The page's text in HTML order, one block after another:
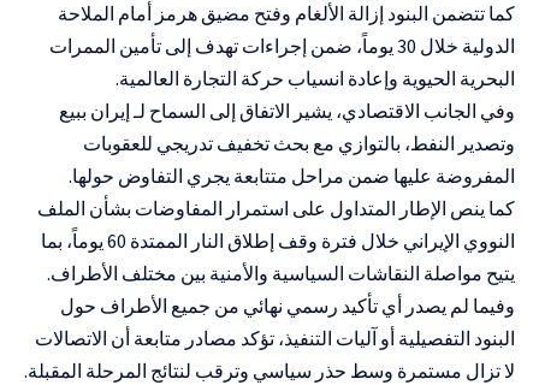
كما تتضمن البنود إزالة الألغام وفتح مضيق هرمز أمام الملاحة
الدولية خلال 30 يوماً، ضمن إجراءات تهدف إلى تأمين الممرات
البحرية الحيوية وإعادة انسياب حركة التجارة العالمية.
وفي الجانب الاقتصادي، يشير الاتفاق إلى السماح لـ إيران ببيع
وتصدير النفط، بالتوازي مع بحث تخفيف تدريجي للعقوبات
المفروضة عليها ضمن مراحل متتابعة يجري التفاوض حولها.
كما ينص الإطار المتداول على استمرار المفاوضات بشأن الملف
النووي الإيراني خلال فترة وقف إطلاق النار الممتدة 60 يوماً، بما
يتيح مواصلة النقاشات السياسية والأمنية بين مختلف الأطراف.
وفيما لم يصدر أي تأكيد رسمي نهائي من جميع الأطراف حول
البنود التفصيلية أو آليات التنفيذ، تؤكد مصادر متابعة أن الاتصالات
لا تزال مستمرة وسط حذر سياسي وترقب لنتائج المرحلة المقبلة.